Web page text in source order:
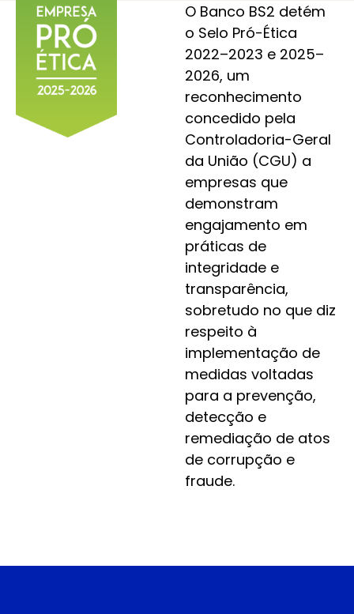
O Banco BS2 detém
o Selo Pró-Ética
2022–2023 e 2025–
2026, um
reconhecimento
concedido pela
Controladoria-Geral
da União (CGU) a
empresas que
demonstram
engajamento em
práticas de
integridade e
transparência,
sobretudo no que diz
respeito à
implementação de
medidas voltadas
para a prevenção,
detecção e
remediação de atos
de corrupção e
fraude.